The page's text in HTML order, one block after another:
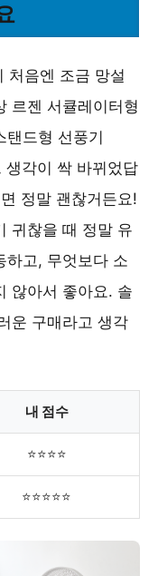
처음엔 조금 망설
르젠 서큘레이터형
탠드형 선풍기
생각이 싹 바뀌었답
정말 괜찮거든요!
귀찮을 때 정말 유
하고, 무엇보다 소
않아서 좋아요. 솔
운 구매라고 생각
내 점수
⭐⭐⭐⭐
⭐⭐⭐⭐⭐